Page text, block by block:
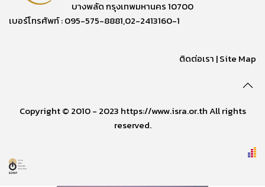
บางพลัด กรุงเทพมหานคร 10700
เบอร์โทรศัพท์ : 095-575-8881,02-2413160-1
ติดต่อเรา |Site Map
Copyright © 2010 - 2023 https://www.isra.or.th All rights
reserved.